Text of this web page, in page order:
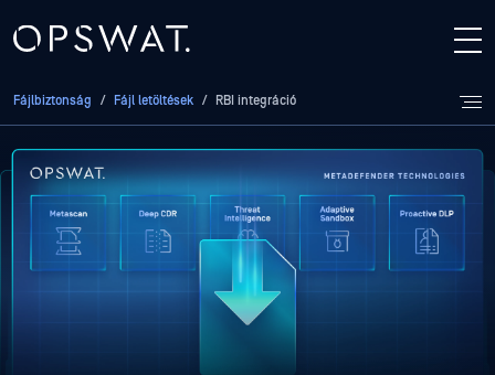
Fájlbiztonság / Fájl letöltések / RBI integráció